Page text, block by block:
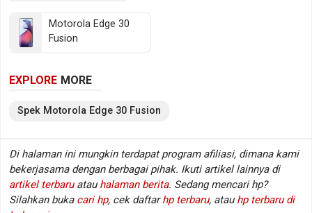
SM8350 dengan memori RAM sebesar 8/12 GB RAM.
Sedangkan pada sektor fotografi tersedia kamera
sementara baterainya mengusung Li-Polimer
berkapasitas 4400 mAh. Berikut beberapa
Spesifikasi Motorola Edge 30 Fusion
Jaringan:GSM / CDMA / HSDPA / LTE / 5G
Motorola Edge 30
Fusion
EXPLORE MORE
Spek Motorola Edge 30 Fusion
Di halaman ini mungkin terdapat program afiliasi, dimana kami
bekerjasama dengan berbagai pihak. Ikuti artikel lainnya di
artikel terbaru atau halaman berita. Sedang mencari hp?
Silahkan buka cari hp, cek daftar hp terbaru, atau hp terbaru di